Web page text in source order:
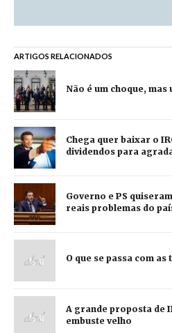
ARTIGOS RELACIONADOS
Não é um choque,
Chega quer baixar o
dividendos para
Governo e PS
reais problemas do
O que se passa com
A grande proposta de
embuste velho